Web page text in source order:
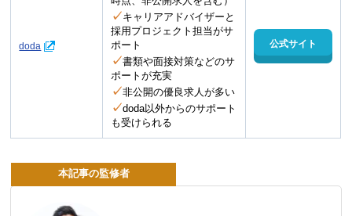
doda
✓キャリアアドバイザーと
採用プロジェクト担当がサ
ポート
✓書類や面接対策などのサ
ポートが充実
✓非公開の優良求人が多い
✓doda以外からのサポート
も受けられる
公式サイト
本記事の監修者